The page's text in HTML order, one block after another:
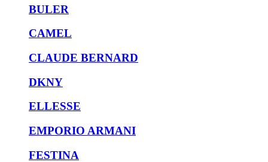
BULER
CAMEL
CLAUDE BERNARD
DKNY
ELLESSE
EMPORIO ARMANI
FESTINA